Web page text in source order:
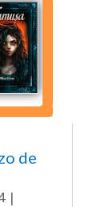
de
|